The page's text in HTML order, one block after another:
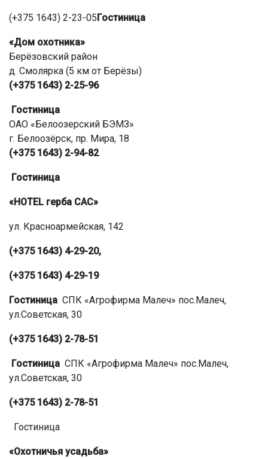
(+375 1643) 2-23-05Гостиница
«Дом охотника»
Берёзовский район
д. Смолярка (5 км от Берёзы)
(+375 1643) 2-25-96
Гостиница
ОАО «Белоозерский БЭМЗ»
г. Белоозёрск, пр. Мира, 18
(+375 1643) 2-94-82
Гостиница
«HOTEL герба САС»
ул. Красноармейская, 142
(+375 1643) 4-29-20,
(+375 1643) 4-29-19
Гостиница СПК «Агрофирма Малеч» пос.Малеч,
ул.Советская, 30
(+375 1643) 2-78-51
Гостиница СПК «Агрофирма Малеч» пос.Малеч,
ул.Советская, 30
(+375 1643) 2-78-51
Гостиница
«Охотничья усадьба»